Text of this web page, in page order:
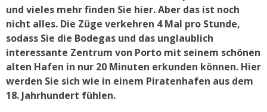
und vieles mehr finden Sie hier. Aber das ist noch
nicht alles. Die Züge verkehren 4 Mal pro Stunde,
sodass Sie die Bodegas und das unglaublich
interessante Zentrum von Porto mit seinem schönen
alten Hafen in nur 20 Minuten erkunden können. Hier
werden Sie sich wie in einem Piratenhafen aus dem
18. Jahrhundert fühlen.